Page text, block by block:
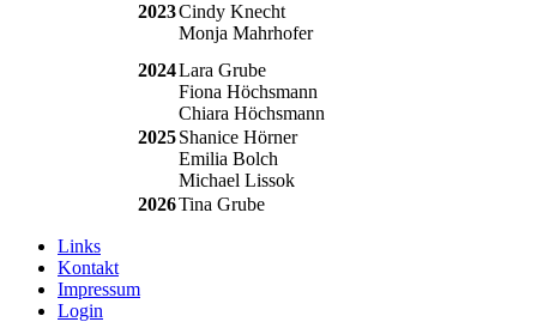
2023Cindy Knecht
Monja Mahrhofer
2024Lara Grube
Fiona Höchsmann
Chiara Höchsmann
2025Shanice Hörner
Emilia Bolch
Michael Lissok
2026Tina Grube
Links
Kontakt
Impressum
Login